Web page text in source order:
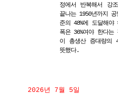
정에서 반복해서 강
끝나는 1950년까지
준의 48%에 도달해
폭은 36%여야 한다
이 총생산 증대량의
뜻했다.
2026년 7월 5일